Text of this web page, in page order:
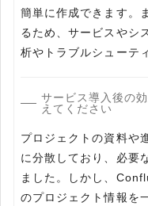
簡単に作成できます。
るため、サービスやシ
析やトラブルシューテ
サービス導入後の
えてください
プロジェクトの資料や
に分散しており、必要
ました。しかし、
のプロジェクト情報を